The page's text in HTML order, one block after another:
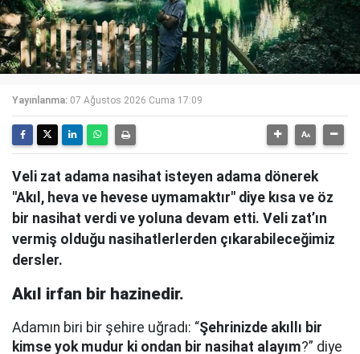
Yayınlanma: 07 Ağustos 2026 Cuma 17:09
Veli zat adama nasihat isteyen adama dönerek
"Akıl, heva ve hevese uymamaktır" diye kısa ve öz
bir nasihat verdi ve yoluna devam etti. Veli zat’ın
vermiş olduğu nasihatlerlerden çıkarabileceğimiz
dersler.
Akıl irfan bir hazinedir.
Adamın biri bir şehire uğradı: “Şehrinizde akıllı bir
kimse yok mudur ki ondan bir nasihat alayım?” diye